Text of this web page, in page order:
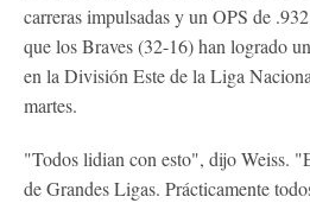
carreras impulsadas y un OPS de
que los Braves (32-16) han logrado
en la División Este de la Liga
martes.
"Todos lidian con esto", dijo Weiss.
de Grandes Ligas. Prácticamente